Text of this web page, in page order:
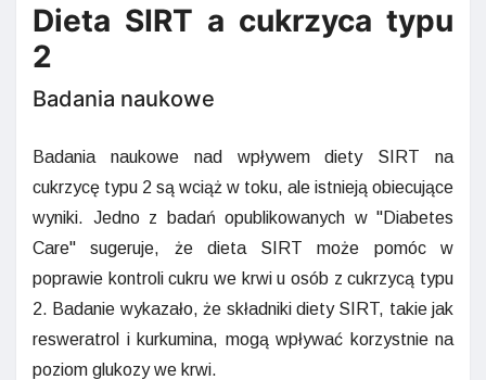
Dieta SIRT a cukrzyca typu
2
Badania naukowe
Badania naukowe nad wpływem diety SIRT na
cukrzycę typu 2 są wciąż w toku, ale istnieją obiecujące
wyniki. Jedno z badań opublikowanych w "Diabetes
Care" sugeruje, że dieta SIRT może pomóc w
poprawie kontroli cukru we krwi u osób z cukrzycą typu
2. Badanie wykazało, że składniki diety SIRT, takie jak
resweratrol i kurkumina, mogą wpływać korzystnie na
poziom glukozy we krwi.